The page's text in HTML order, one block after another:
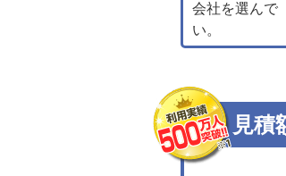
会社を選んで
い。
見積